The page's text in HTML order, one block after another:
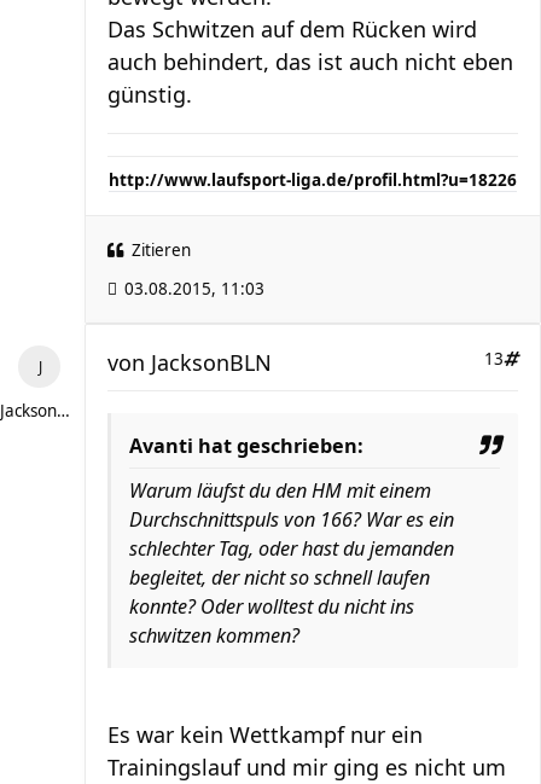
Das Schwitzen auf dem Rücken wird
auch behindert, das ist auch nicht eben
günstig.
http://www.laufsport-liga.de/profil.html?u=18226
Zitieren
03.08.2015, 11:03
JacksonBLN
13
von JacksonBLN
Avanti hat geschrieben:
Warum läufst du den HM mit einem
Durchschnittspuls von 166? War es ein
schlechter Tag, oder hast du jemanden
begleitet, der nicht so schnell laufen
konnte? Oder wolltest du nicht ins
schwitzen kommen?
Es war kein Wettkampf nur ein
Trainingslauf und mir ging es nicht um